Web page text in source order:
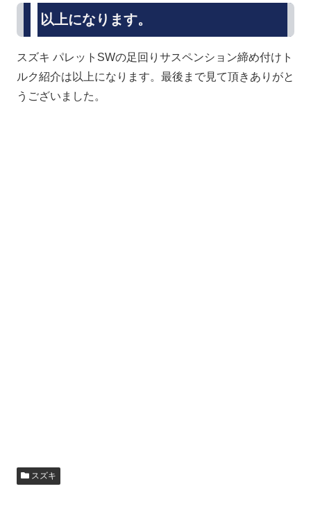
以上になります。
スズキ パレットSWの足回りサスペンション締め付けト
ルク紹介は以上になります。最後まで見て頂きありがと
うございました。
スズキ